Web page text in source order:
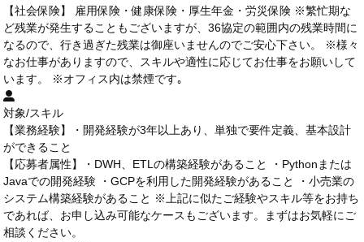
【社会保険】 雇用保険・健康保険・厚生年金・労災保険 ※繁忙期な
ど残業が発生することもございますが、36協定の範囲内の残業時間に
なるので、行き過ぎた残業は御座いませんのでご安心下さい。 ※様々
なお仕事がありますので、スキルや適性に応じてお仕事をお願いして
います。 ※オフィス内は禁煙です｡
対象/スキル
【業務経験】・開発経験が3年以上あり、単独で要件定義、基本設計
ができること
【応募者属性】・DWH、ETLの構築経験があること ・Pythonまたは
Javaでの開発経験 ・GCPを利用した開発経験があること ・小売業の
システム構築経験があること ※上記に似たご経験やスキル等をお持ち
であれば、お申し込み可能なケースもございます。まずはお気軽にご
相談ください。